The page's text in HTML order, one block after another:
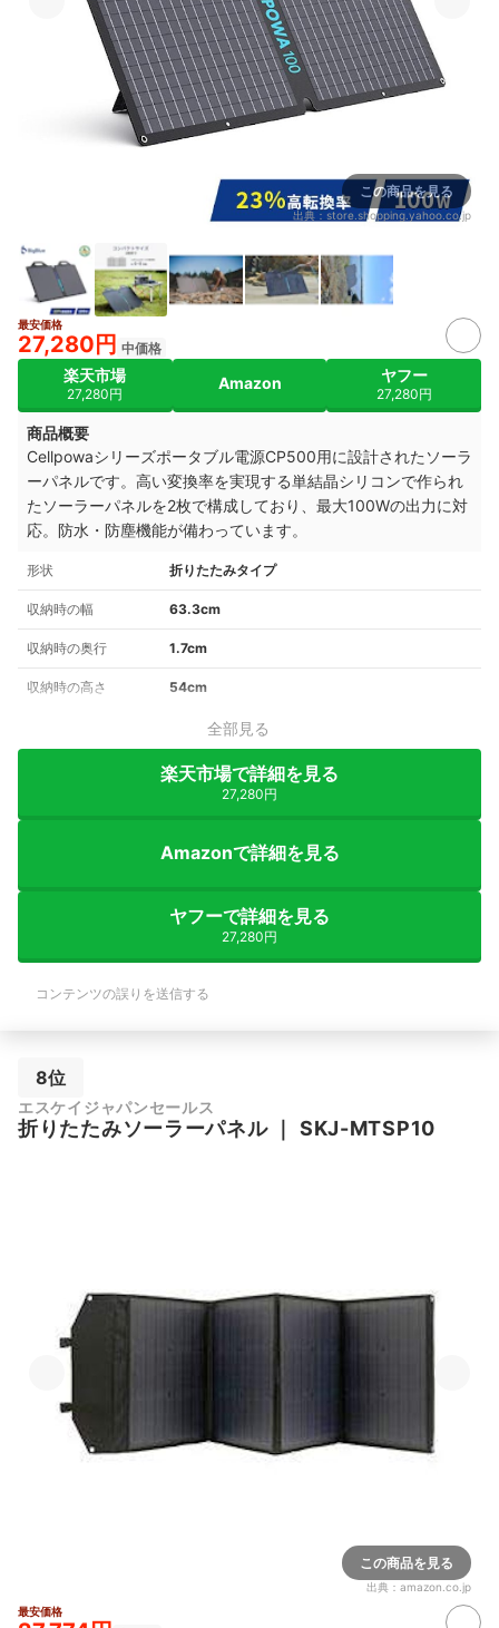
この商品を見る
出典：store.shopping.yahoo.co.jp
最安価格
27,280円 中価格
楽天市場
27,280円
Amazon ヤフー
27,280円
商品概要
Cellpowaシリーズポータブル電源CP500用に設計されたソーラ
ーパネルです。高い変換率を実現する単結晶シリコンで作られ
たソーラーパネルを2枚で構成しており、最大100Wの出力に対
応。防水・防塵機能が備わっています。
形状 折りたたみタイプ
収納時の幅 63.3cm
収納時の奥行 1.7cm
収納時の高さ 54cm
全部見る
楽天市場で詳細を見る
27,280円
Amazonで詳細を見る
ヤフーで詳細を見る
27,280円
コンテンツの誤りを送信する
8位
エスケイジャパンセールス
折りたたみソーラーパネル｜ SKJ-MTSP10
この商品を見る
出典： amazon.co.jp
最安価格